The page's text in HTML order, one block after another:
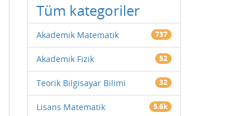
Tüm kategoriler
Akademik Matematik 737
Akademik Fizik 52
Teorik Bilgisayar Bilimi 32
Lisans Matematik 5.6k